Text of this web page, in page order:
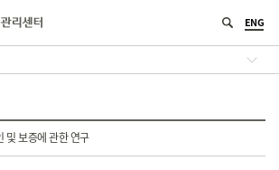
ENG
및 보증에 관한 연구